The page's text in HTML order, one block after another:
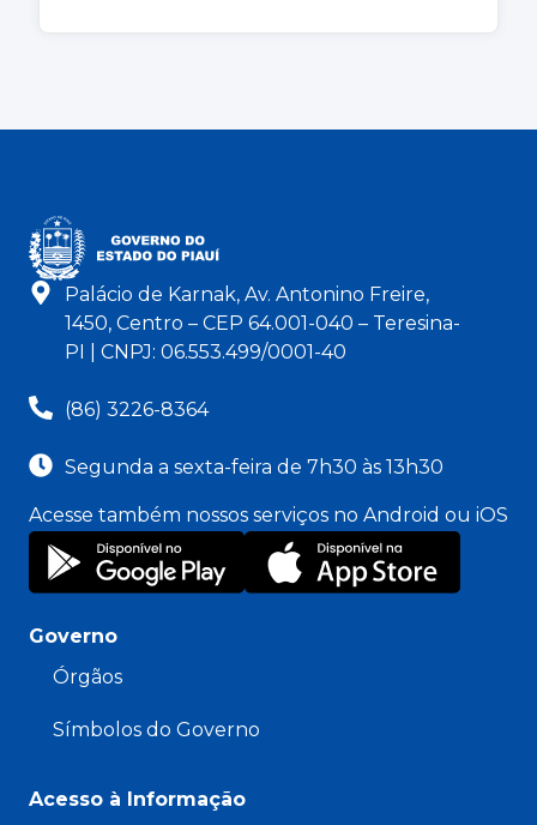
Palácio de Karnak, Av. Antonino Freire,
1450, Centro – CEP 64.001-040 – Teresina-
PI | CNPJ: 06.553.499/0001-40
(86) 3226-8364
Segunda a sexta-feira de 7h30 às 13h30
Acesse também nossos serviços no Android ou iOS
Governo
Órgãos
Símbolos do Governo
Acesso à Informação